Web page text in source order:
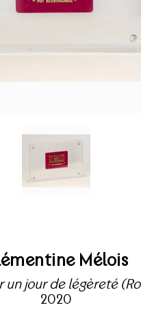
Mélois
un jour de légèreté
2020